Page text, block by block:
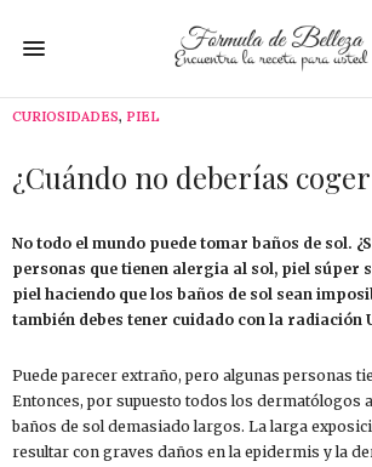
CURIOSIDADES, PIEL
¿Cuándo no deberías
No todo el mundo puede tomar baños de sol.
personas que tienen alergia al sol, piel súper
piel haciendo que los baños de sol sean
también debes tener cuidado con la radiación
Puede parecer extraño, pero algunas personas
Entonces, por supuesto todos los dermatólogos
baños de sol demasiado largos. La larga
resultar con graves daños en la epidermis y la